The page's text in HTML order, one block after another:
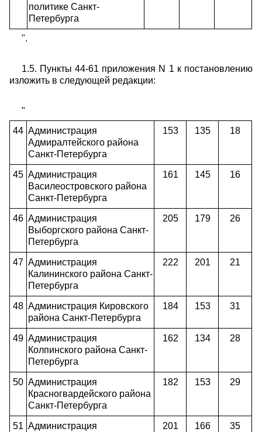
политике Санкт-
Петербурга
".
1.5. Пункты 44-61 приложения N 1 к постановлению
изложить в следующей редакции:
"
44 Администрация
Адмиралтейского района
Санкт-Петербурга
153 135 18
45 Администрация
Василеостровского района
Санкт-Петербурга
161 145 16
46 Администрация
Выборгского района Санкт-
Петербурга
205 179 26
47 Администрация
Калининского района Санкт-
Петербурга
222 201 21
48 Администрация Кировского
района Санкт-Петербурга
184 153 31
49 Администрация
Колпинскогорайона Санкт-
Петербурга
162 134 28
50 Администрация
Красногвардейского района
Санкт-Петербурга
182 153 29
51 Администрация
201 166 35